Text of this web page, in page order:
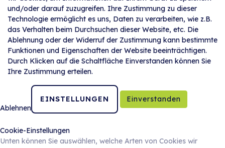
und/oder darauf zuzugreifen. Ihre Zustimmung zu dieser
Technologie ermöglicht es uns, Daten zu verarbeiten, wie z.B.
das Verhalten beim Durchsuchen dieser Website, etc. Die
Ablehnung oder der Widerruf der Zustimmung kann bestimmte
Funktionen und Eigenschaften der Website beeinträchtigen.
Durch Klicken auf die Schaltfläche Einverstanden können Sie
Ihre Zustimmung erteilen.
Ablehnen
EINSTELLUNGEN Einverstanden
Cookie-Einstellungen
Unten können Sie auswählen, welche Arten von Cookies wir